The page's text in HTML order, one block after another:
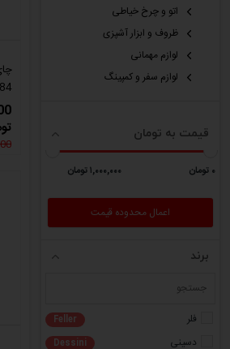
اتو و چرخ خیاطی
ظروف و ابزار آشپزی
لوازم مهمانی
لوازم سفر و کمپینگ
قیمت به تومان
٠ تومان ١,٠٠٠,٠٠٠ تومان
برند
فلر Feller
دسینی Dessini